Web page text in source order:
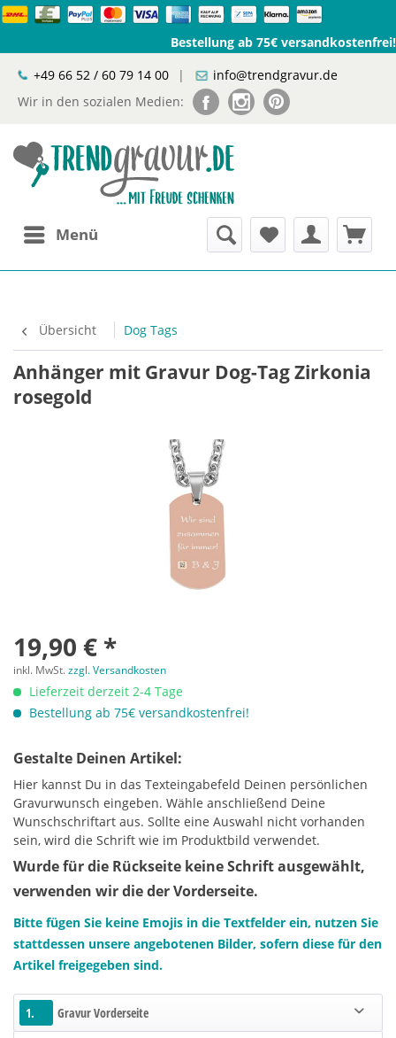
Bestellung ab 75€ versandkostenfrei!
+49 66 52 / 60 79 14 00
|
info@trendgravur.de
Wir in den sozialen Medien:
Menü
Übersicht Dog Tags
Anhänger mit Gravur Dog-Tag Zirkonia
rosegold
19,90 € *
inkl. MwSt.zzgl. Versandkosten
Lieferzeit derzeit 2-4 Tage
Bestellung ab 75€ versandkostenfrei!
Gestalte Deinen Artikel:
Hier kannst Du in das Texteingabefeld Deinen persönlichen
Gravurwunsch eingeben. Wähle anschließend Deine
Wunschschriftart aus. Sollte eine Auswahl nicht vorhanden
sein, wird die Schrift wie im Produktbild verwendet.
Wurde für die Rückseite keine Schrift ausgewählt,
verwenden wir die der Vorderseite.
Bitte fügen Sie keine Emojis in die Textfelder ein, nutzen Sie
stattdessen unsere angebotenen Bilder, sofern diese für den
Artikel freigegeben sind.
1. Gravur Vorderseite